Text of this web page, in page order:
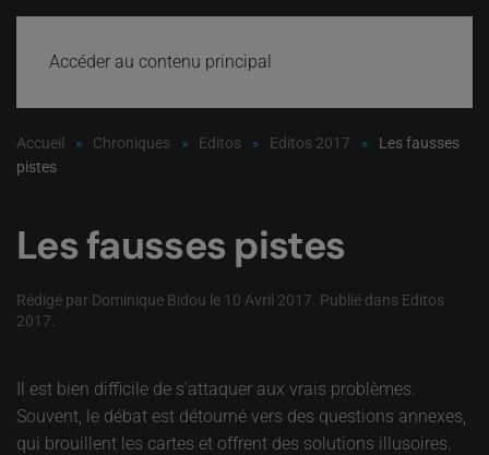
Accéder au contenu principal
Accueil Chroniques Editos Editos 2017
Les fausses
pistes
Les fausses pistes
Rédigé par Dominique Bidou le 10 Avril 2017 . Publié dans Editos
2017
Il est bien difficile de s'attaquer aux vrais problèmes.
Souvent, le débat est détourné vers des questions annexes,
qui brouillent les cartes et offrent des solutions illusoires.